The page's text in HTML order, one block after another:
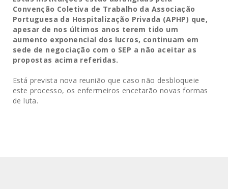
Convenção Coletiva de Trabalho da Associação
Portuguesa da Hospitalização Privada (APHP) que,
apesar de nos últimos anos terem tido um
aumento exponencial dos lucros, continuam em
sede de negociação com o SEP a não aceitar as
propostas acima referidas.
Está prevista nova reunião que caso não desbloqueie
este processo, os enfermeiros encetarão novas formas
de luta.